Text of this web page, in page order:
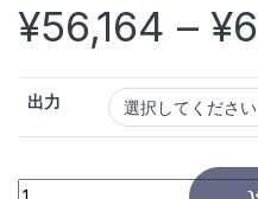
¥56,164 – ¥
出力
980nm 1500mw 2000mw 赤